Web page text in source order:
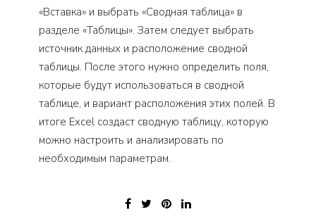
«Вставка» и выбрать «Сводная таблица» в
разделе «Таблицы». Затем следует выбрать
источник данных и расположение сводной
таблицы. После этого нужно определить поля,
которые будут использоваться в сводной
таблице, и вариант расположения этих полей. В
итоге Excel создаст сводную таблицу, которую
можно настроить и анализировать по
необходимым параметрам.